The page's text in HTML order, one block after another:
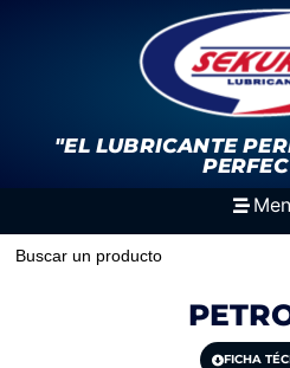
"EL LUBRICANTE
Search
for:
FICHA